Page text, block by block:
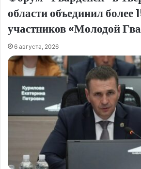
области объединил более
участников «Молодой
6 августа, 2026